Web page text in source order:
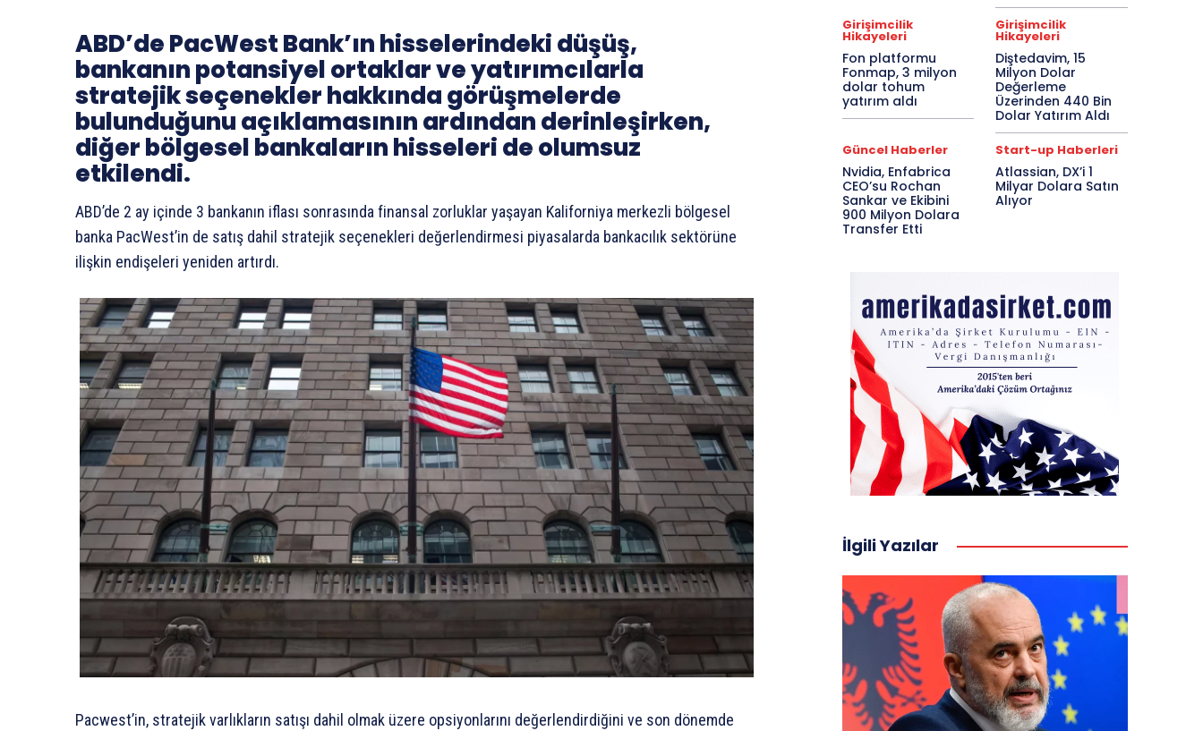
ABD’de PacWest Bank’ın hisselerindeki düşüş,
bankanın potansiyel ortaklar ve yatırımcılarla
stratejik seçenekler hakkında görüşmelerde
bulunduğunu açıklamasının ardından derinleşirken,
diğer bölgesel bankaların hisseleri de olumsuz
etkilendi.
ABD’de 2 ay içinde 3 bankanın iflası sonrasında finansal zorluklar yaşayan Kaliforniya merkezli bölgesel
banka PacWest’in de satış dahil stratejik seçenekleri değerlendirmesi piyasalarda bankacılık sektörüne
ilişkin endişeleri yeniden artırdı.
Pacwest’in, stratejik varlıkların satışı dahil olmak üzere opsiyonlarını değerlendirdiğini ve son dönemde
Girişimcilik
Hikayeleri
Fon platformu
Fonmap, 3 milyon
dolar tohum
yatırım aldı
Girişimcilik
Hikayeleri
Diştedavim, 15
Milyon Dolar
Değerleme
Üzerinden 440 Bin
Dolar Yatırım Aldı
Güncel Haberler
Nvidia, Enfabrica
CEO’su Rochan
Sankar ve Ekibini
900 Milyon Dolara
Transfer Etti
Start-up Haberleri
Atlassian, DX’i 1
Milyar Dolara Satın
Alıyor
İlgili Yazılar